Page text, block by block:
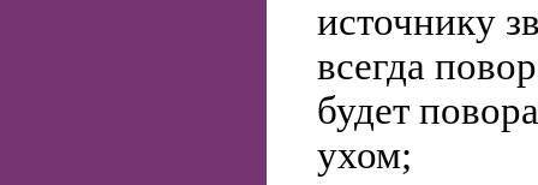
источнику
всегда
будет
ухом;